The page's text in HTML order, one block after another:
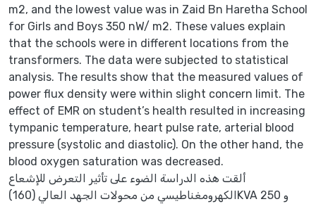
m2, and the lowest value was in Zaid Bn Haretha School
for Girls and Boys 350 nW/ m2. These values explain
that the schools were in different locations from the
transformers. The data were subjected to statistical
analysis. The results show that the measured values of
power flux density were within slight concern limit. The
effect of EMR on student’s health resulted in increasing
tympanic temperature, heart pulse rate, arterial blood
pressure (systolic and diastolic). On the other hand, the
blood oxygen saturation was decreased.
ألقت هذه الدراسة الضوء على تأثير التعرض للإشعاع
الكهرومغناطيسي من محولات الجهد العالي (160)KVA و 250